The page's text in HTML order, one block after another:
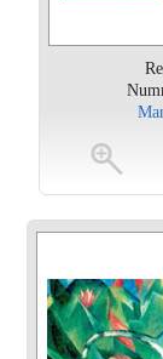
toevoegen